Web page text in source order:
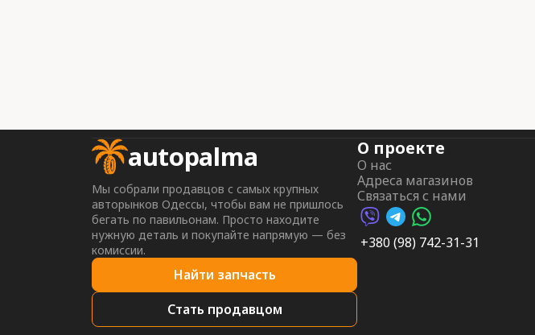
autopalma
Мы собрали продавцов с самых крупных
авторынков Одессы, чтобы вам не пришлось
бегать по павильонам. Просто находите
нужную деталь и покупайте напрямую — без
комиссии.
Найти запчасть
Стать продавцом
О проекте
О нас
Адреса магазинов
Связаться с нами
Viber AutoPalma
Telegram AutoPalma
WhatsApp AutoPalma
+380 (98) 742-31-31